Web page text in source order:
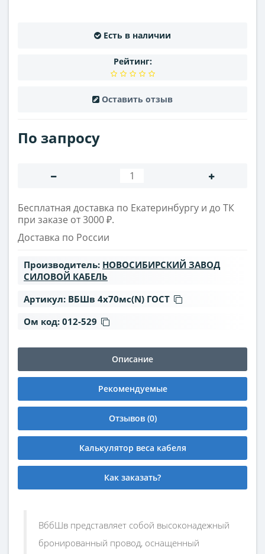
Есть в наличии
Рейтинг:
Оставить отзыв
По запросу
Бесплатная доставка по Екатеринбургу и до ТК
при заказе от 3000 ₽.
Доставка по России
Производитель: НОВОСИБИРСКИЙ ЗАВОД
СИЛОВОЙ КАБЕЛЬ
Артикул: ВБШв 4х70мс(N) ГОСТ
Ом код: 012-529
Описание
Рекомендуемые
Отзывов (0)
Калькулятор веса кабеля
Как заказать?
ВббШв представляет собой высоконадежный
бронированный провод, оснащенный